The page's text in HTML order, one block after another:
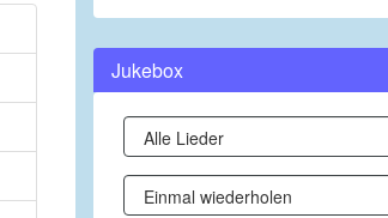
Jukebox